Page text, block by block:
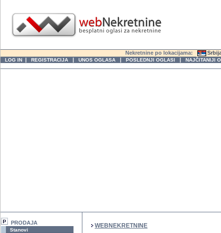
Nekretnine po lokacijama:
LOG IN | REGISTRACIJA | UNOS OGLASA | POSLEDNJI OGLASI | NAJČITANIJI
PRODAJA
Stanovi
WEBNEKRETNINE